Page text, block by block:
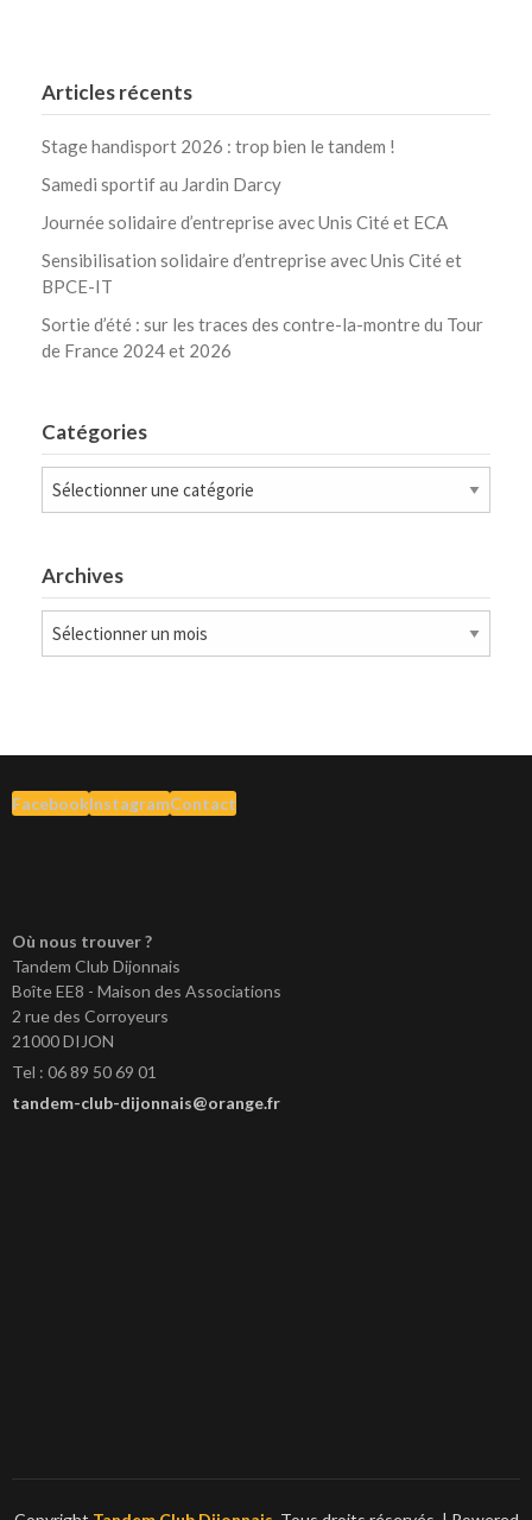
Articles récents
Stage handisport 2026 : trop bien le tandem !
Samedi sportif au Jardin Darcy
Journée solidaire d’entreprise avec Unis Cité et ECA
Sensibilisation solidaire d’entreprise avec Unis Cité et
BPCE-IT
Sortie d’été : sur les traces des contre-la-montre du Tour
de France 2024 et 2026
Catégories
Catégories
Archives
Archives
FacebookInstagramContact
Où nous trouver ?
Tandem Club Dijonnais
Boîte EE8 - Maison des Associations
2 rue des Corroyeurs
21000 DIJON
Tel : 06 89 50 69 01
tandem-club-dijonnais@orange.fr